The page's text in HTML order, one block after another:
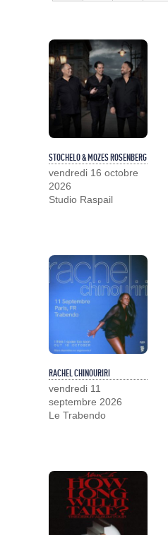
STOCHELO & MOZES ROSENBERG
vendredi 16 octobre
2026
Studio Raspail
RACHEL CHINOURIRI
vendredi 11
septembre 2026
Le Trabendo